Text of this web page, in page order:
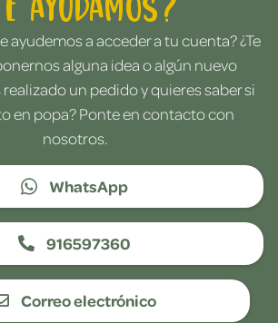
ayudemos a acceder a tu cuenta? ¿Te
alguna idea o algún nuevo
un pedido y quieres saber si
en popa? Ponte en contacto con
nosotros.
WhatsApp
916597360
Correo electrónico